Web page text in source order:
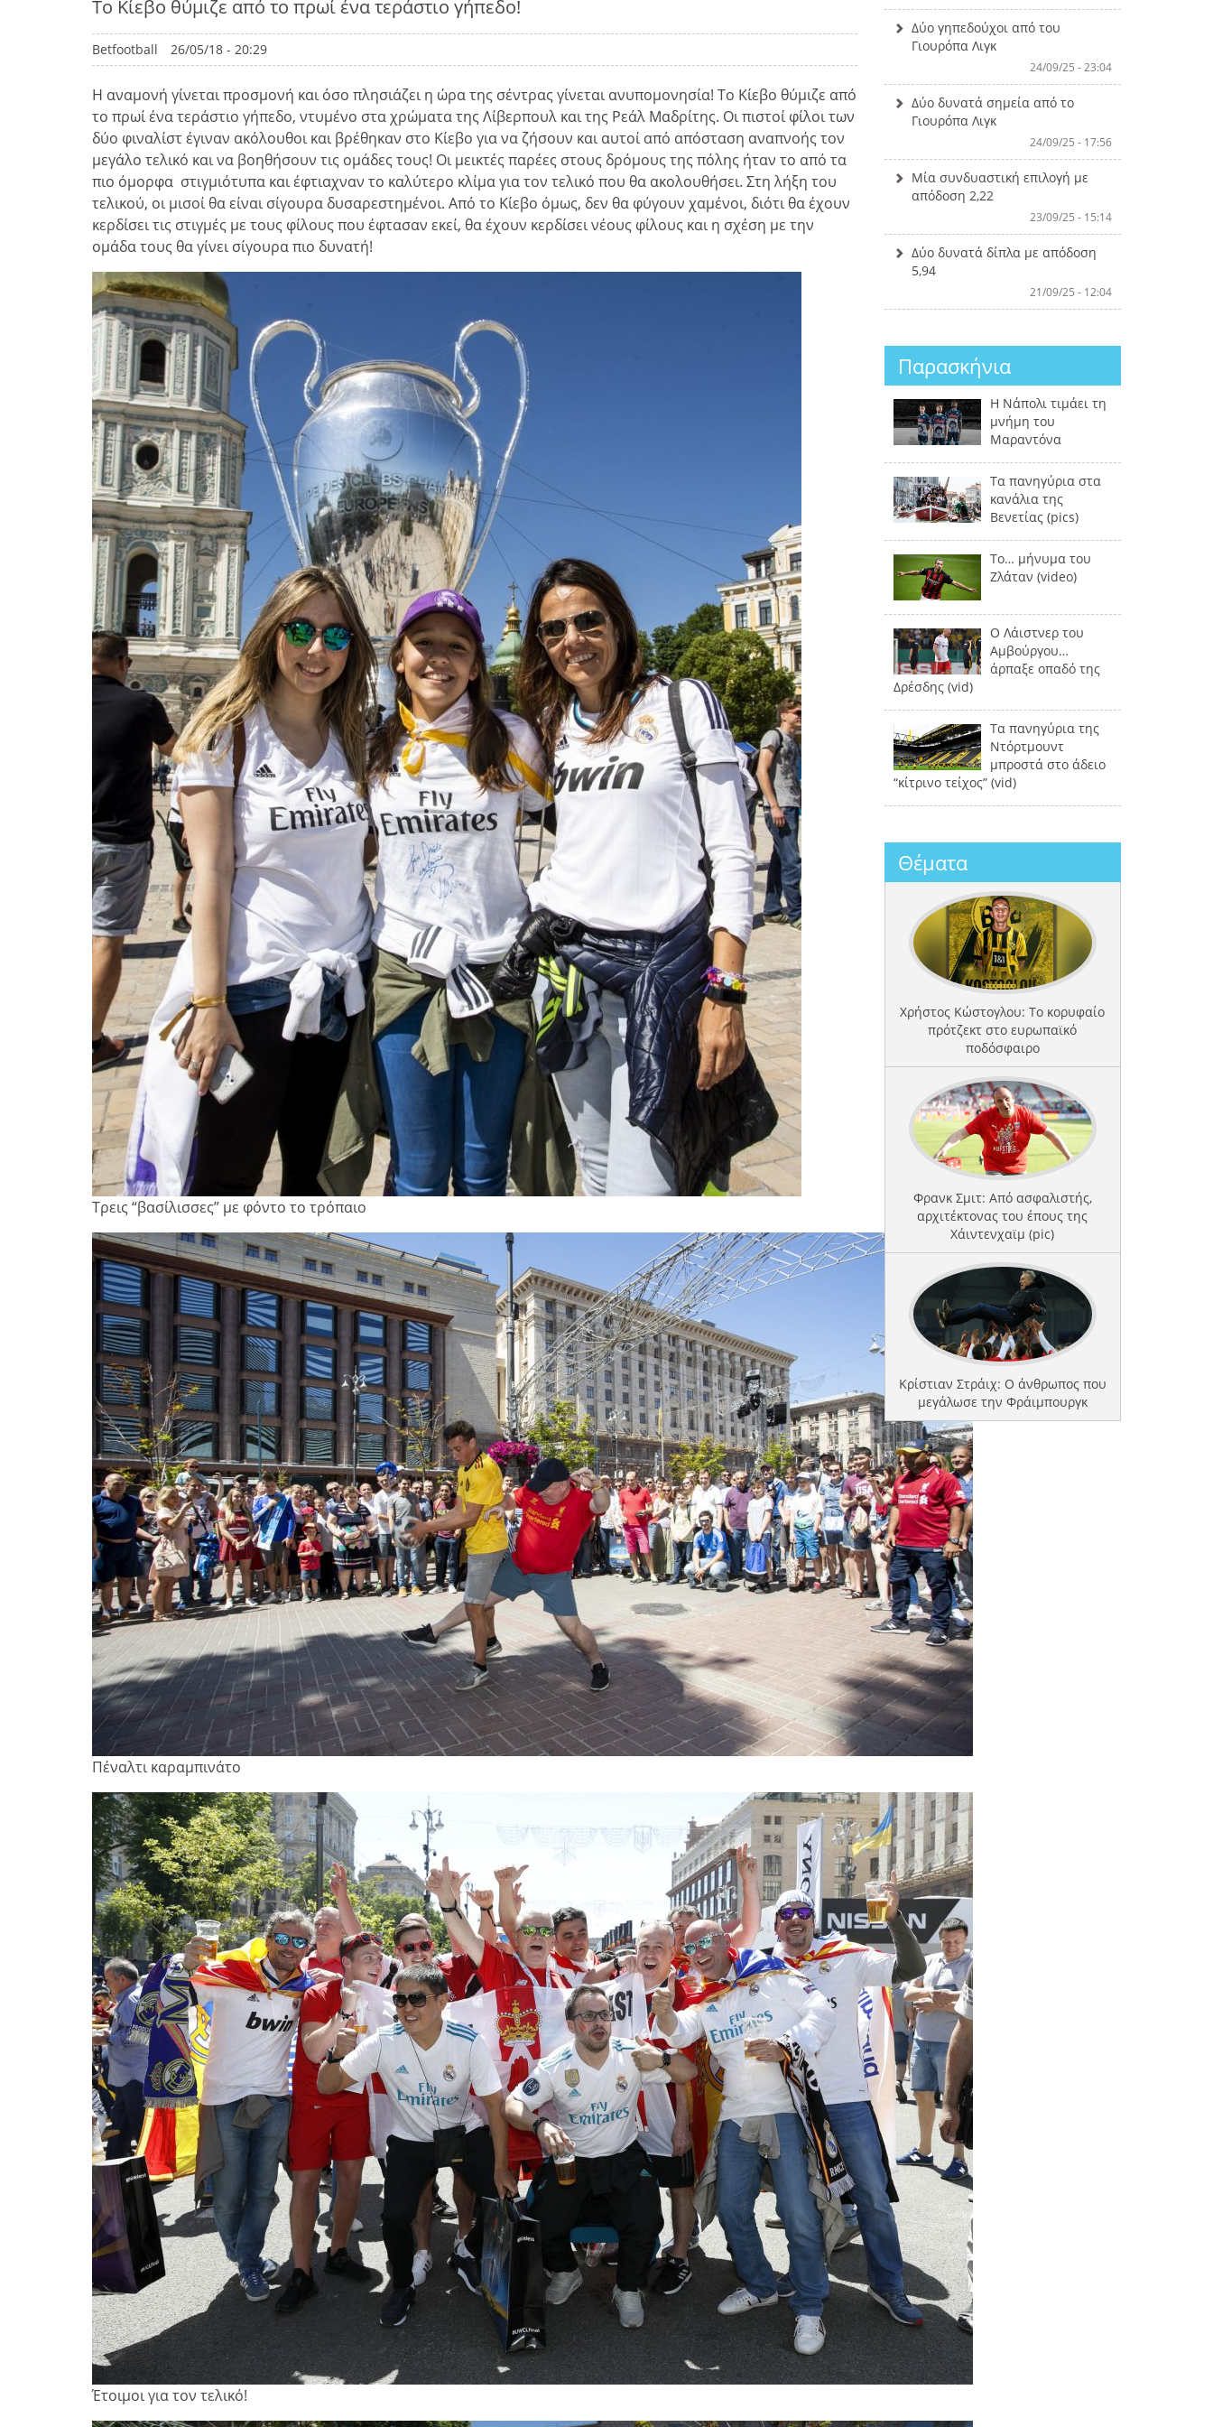
Το Κίεβο θύμιζε από το πρωί ένα τεράστιο γήπεδο!
Betfootball 26/05/18 - 20:29
Η αναμονή γίνεται προσμονή και όσο πλησιάζει η ώρα της σέντρας γίνεται ανυπομονησία! Το Κίεβο θύμιζε από
το πρωί ένα τεράστιο γήπεδο, ντυμένο στα χρώματα της Λίβερπουλ και της Ρεάλ Μαδρίτης. Οι πιστοί φίλοι των
δύο φιναλίστ έγιναν ακόλουθοι και βρέθηκαν στο Κίεβο για να ζήσουν και αυτοί από απόσταση αναπνοής τον
μεγάλο τελικό και να βοηθήσουν τις ομάδες τους! Οι μεικτές παρέες στους δρόμους της πόλης ήταν το από τα
πιο όμορφα στιγμιότυπα και έφτιαχναν το καλύτερο κλίμα για τον τελικό που θα ακολουθήσει. Στη λήξη του
τελικού, οι μισοί θα είναι σίγουρα δυσαρεστημένοι. Από το Κίεβο όμως, δεν θα φύγουν χαμένοι, διότι θα έχουν
κερδίσει τις στιγμές με τους φίλους που έφτασαν εκεί, θα έχουν κερδίσει νέους φίλους και η σχέση με την
ομάδα τους θα γίνει σίγουρα πιο δυνατή!
Τρεις “βασίλισσες” με φόντο το τρόπαιο
Πέναλτι καραμπινάτο
Έτοιμοι για τον τελικό!
Δύο γηπεδούχοι από του
Γιουρόπα Λιγκ
24/09/25 - 23:04
Δύο δυνατά σημεία από το
Γιουρόπα Λιγκ
24/09/25 - 17:56
Μία συνδυαστική επιλογή με
απόδοση 2,22
23/09/25 - 15:14
Δύο δυνατά δίπλα με απόδοση
5,94
21/09/25 - 12:04
Παρασκήνια
Η Νάπολι τιμάει τη
μνήμη του
Μαραντόνα
Τα πανηγύρια στα
κανάλια της
Βενετίας (pics)
Το… μήνυμα του
Ζλάταν (video)
Ο Λάιστνερ του
Αμβούργου…
άρπαξε οπαδό της
Δρέσδης (vid)
Τα πανηγύρια της
Ντόρτμουντ
μπροστά στο άδειο
“κίτρινο τείχος” (vid)
Θέματα
Χρήστος Κώστογλου: Το κορυφαίο
πρότζεκτ στο ευρωπαϊκό
ποδόσφαιρο
Φρανκ Σμιτ: Από ασφαλιστής,
αρχιτέκτονας του έπους της
Χάιντενχαϊμ (pic)
Κρίστιαν Στράιχ: Ο άνθρωπος που
μεγάλωσε την Φράιμπουργκ